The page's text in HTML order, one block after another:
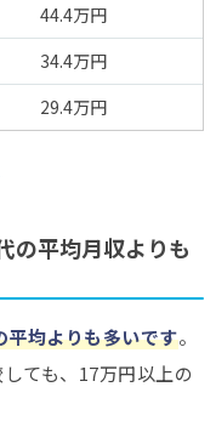
44.4万円
34.4万円
29.4万円
の平均月収よりも
均よりも多いです。
ても、17万円以上の